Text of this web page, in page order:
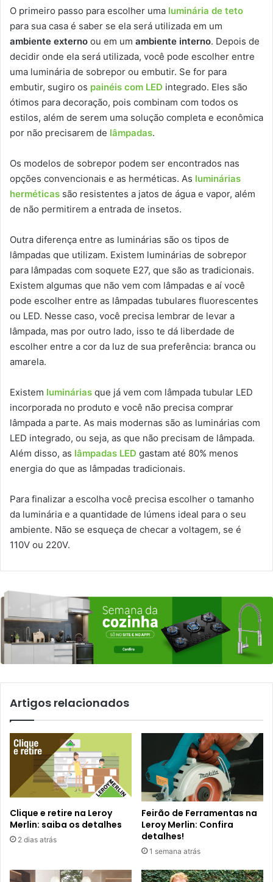
O primeiro passo para escolher uma luminária de teto
para sua casa é saber se ela será utilizada em um
ambiente externo ou em um ambiente interno. Depois de
decidir onde ela será utilizada, você pode escolher entre
uma luminária de sobrepor ou embutir. Se for para
embutir, sugiro os painéis com LED integrado. Eles são
ótimos para decoração, pois combinam com todos os
estilos, além de serem uma solução completa e econômica
por não precisarem de lâmpadas.
Os modelos de sobrepor podem ser encontrados nas
opções convencionais e as herméticas. As luminárias
herméticas são resistentes a jatos de água e vapor, além
de não permitirem a entrada de insetos.
Outra diferença entre as luminárias são os tipos de
lâmpadas que utilizam. Existem luminárias de sobrepor
para lâmpadas com soquete E27, que são as tradicionais.
Existem algumas que não vem com lâmpadas e aí você
pode escolher entre as lâmpadas tubulares fluorescentes
ou LED. Nesse caso, você precisa lembrar de levar a
lâmpada, mas por outro lado, isso te dá liberdade de
escolher entre a cor da luz de sua preferência: branca ou
amarela.
Existem luminárias que já vem com lâmpada tubular LED
incorporada no produto e você não precisa comprar
lâmpada a parte. As mais modernas são as luminárias com
LED integrado, ou seja, as que não precisam de lâmpada.
Além disso, as lâmpadas LED gastam até 80% menos
energia do que as lâmpadas tradicionais.
Para finalizar a escolha você precisa escolher o tamanho
da luminária e a quantidade de lúmens ideal para o seu
ambiente. Não se esqueça de checar a voltagem, se é
110V ou 220V.
Artigos relacionados
Clique e retire na Leroy
Merlin: saiba os detalhes
2 dias atrás
Feirão de Ferramentas na
Leroy Merlin: Confira
detalhes!
1 semana atrás